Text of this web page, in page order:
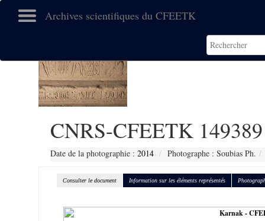
Archives scientifiques du CFEETK
CNRS-CFEETK 149389
Date de la photographie : 2014 Photographe : Soubias Ph.
Consulter le document Information sur les éléments représentés